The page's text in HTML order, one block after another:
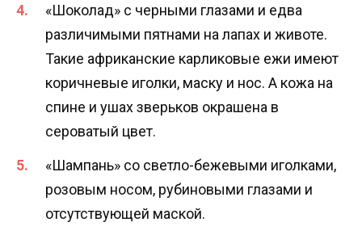
«Шоколад» с черными глазами и едва
различимыми пятнами на лапах и животе.
Такие африканские карликовые ежи имеют
коричневые иголки, маску и нос. А кожа на
спине и ушах зверьков окрашена в
сероватый цвет.
«Шампань» со светло-бежевыми иголками,
розовым носом, рубиновыми глазами и
отсутствующей маской.